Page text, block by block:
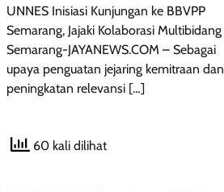
UNNES Inisiasi Kunjungan ke BBVPP
Semarang, Jajaki Kolaborasi Multibidang
Semarang-JAYANEWS.COM – Sebagai
upaya penguatan jejaring kemitraan dan
peningkatan relevansi […]
60 kali dilihat